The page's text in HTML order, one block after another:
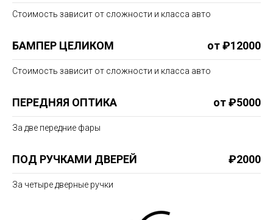
Стоимость зависит от сложности и класса авто
БАМПЕР ЦЕЛИКОМ от ₽12000
Стоимость зависит от сложности и класса авто
ПЕРЕДНЯЯ ОПТИКА от ₽5000
За две передние фары
ПОД РУЧКАМИ ДВЕРЕЙ ₽2000
За четыре дверные ручки